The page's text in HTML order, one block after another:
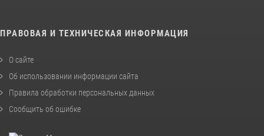
ПРАВОВАЯ И ТЕХНИЧЕСКАЯ ИНФОРМАЦИЯ
О сайте
Об использовании информации сайта
Правила обработки персональных данных
Сообщить об ошибке